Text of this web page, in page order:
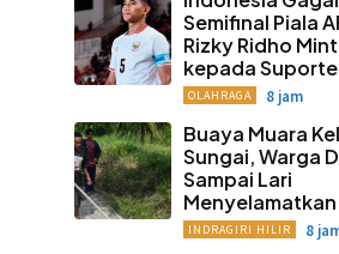
Semifinal Piala
Rizky Ridho
kepada
OLAHRAGA 8 jam
Buaya Muara
Sungai, Warga
Sampai Lari
Menyelamatkan
INDRAGIRI HILIR 8